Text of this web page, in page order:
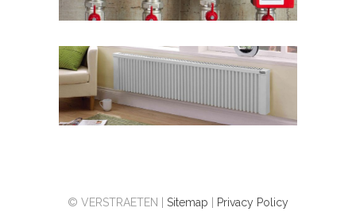
© VERSTRAETEN | Sitemap Privacy Policy